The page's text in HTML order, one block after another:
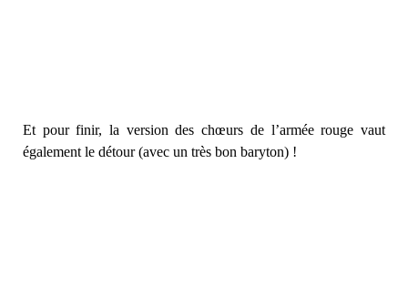
Et pour finir, la version des chœurs de l’armée rouge vaut
également le détour (avec un très bon baryton) !